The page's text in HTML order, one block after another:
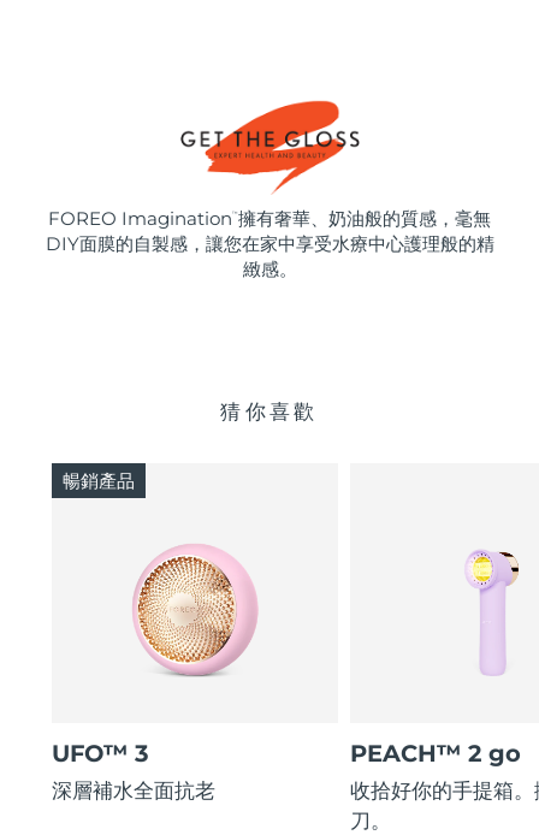
FOREO Imagination ™ 擁有奢華、奶油般的質感，毫無
DIY面膜的自製感，讓您在家中享受水療中心護理般的精
緻感。
猜你喜歡
UFO™ 3
深層補水全面抗老
暢銷產品
PEACH™ 2 go
收拾好你的手提箱
刀。